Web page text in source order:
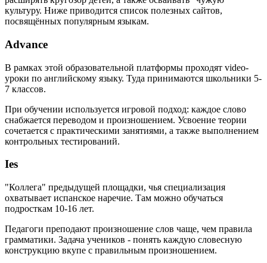
культуру. Ниже приводится список полезных сайтов,
посвящённых популярным языкам.
Advance
В рамках этой образовательной платформы проходят video-
уроки по английскому языку. Туда принимаются школьники 5-
7 классов.
При обучении используется игровой подход: каждое слово
снабжается переводом и произношением. Усвоение теории
сочетается с практическими занятиями, а также выполнением
контрольных тестирований.
Ies
"Коллега" предыдущей площадки, чья специализация
охватывает испанское наречие. Там можно обучаться
подросткам 10-16 лет.
Педагоги преподают произношение слов чаще, чем правила
грамматики. Задача учеников - понять каждую словесную
конструкцию вкупе с правильным произношением.